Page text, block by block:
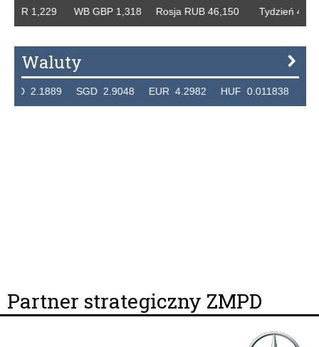
WB GBP 1,318 Rosja RUB 46,150 Tydzień 42/
Waluty
SGD 2.9048 EUR 4.2982 HUF 0.011838 CHF
Partner strategiczny ZMPD